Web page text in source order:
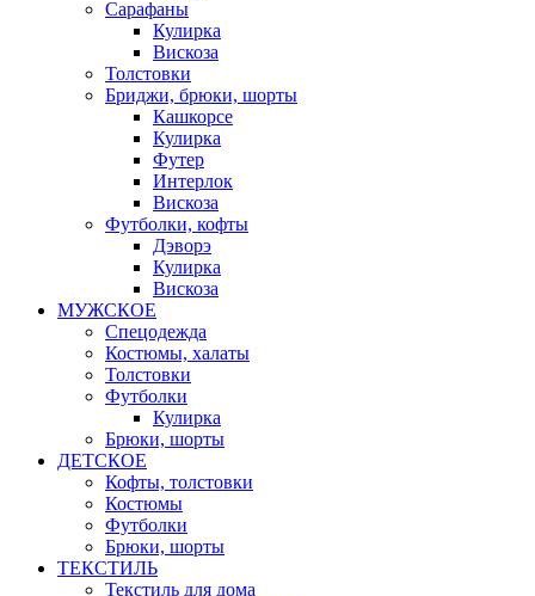
Сарафаны
Кулирка
Вискоза
Толстовки
Бриджи, брюки, шорты
Кашкорсе
Кулирка
Футер
Интерлок
Вискоза
Футболки, кофты
Дэворэ
Кулирка
Вискоза
МУЖСКОЕ
Спецодежда
Костюмы, халаты
Толстовки
Футболки
Кулирка
Брюки, шорты
ДЕТСКОЕ
Кофты, толстовки
Костюмы
Футболки
Брюки, шорты
ТЕКСТИЛЬ
Текстиль для дома